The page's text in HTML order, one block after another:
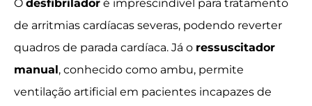
O desfibrilador é imprescindível para tratamento
de arritmias cardíacas severas, podendo reverter
quadros de parada cardíaca. Já o ressuscitador
manual, conhecido como ambu, permite
ventilação artificial em pacientes incapazes de